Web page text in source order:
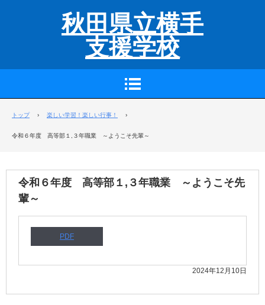
秋田県立横手
支援学校
トップ › 楽しい学習！楽しい行事！ ›
令和６年度 高等部１,３年職業 ～ようこそ先輩～
令和６年度 高等部１,３年職業 ～ようこそ先
輩～
PDF
2024年12月10日